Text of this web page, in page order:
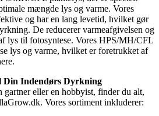
mængde lys og varme. Vores
og har en lang levetid, hvilket gør
De reducerer varmeafgivelsen og
lys til fotosyntese. Vores HPS/MH/CFL
lys og varme, hvilket er foretrukket af
Din Indendørs Dyrkning
gartner eller en hobbyist, finder du alt,
Vores sortiment inkluderer: